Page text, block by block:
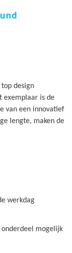
design
exemplaar is de
van een innovatief
lengte, maken de
werkdag
mogelijk